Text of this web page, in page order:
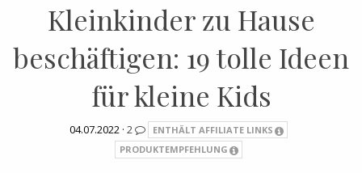
Kleinkinder zu Hause
beschäftigen: 19 tolle Ideen
für kleine Kids
04.07.2022 · 2
ENTHÄLT AFFILIATE LINKS
PRODUKTEMPFEHLUNG